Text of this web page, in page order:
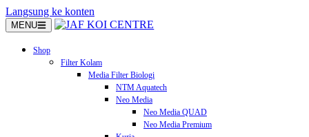
Langsung ke konten
MENU
Shop
Filter Kolam
Media Filter Biologi
NTM Aquatech
Neo Media
Neo Media QUAD
Neo Media Premium